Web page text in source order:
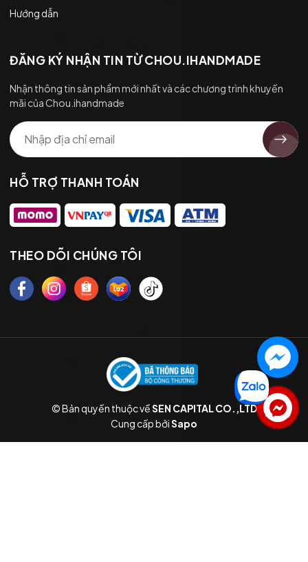
Hướng dẫn
ĐĂNG KÝ NHẬN TIN TỪ CHOU.IHANDMADE
Nhận thông tin sản phẩm mới nhất và các chương trình khuyến
mãi của Chou.ihandmade
HỖ TRỢ THANH TOÁN
THEO DÕI CHÚNG TÔI
© Bản quyền thuộc vềSEN CAPITAL CO.,LTD
Cung cấp bởiSapo
Liên hệ